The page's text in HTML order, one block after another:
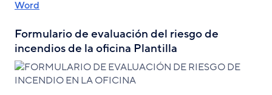
Word
Formulario de evaluación del riesgo de
incendios de la oficina Plantilla